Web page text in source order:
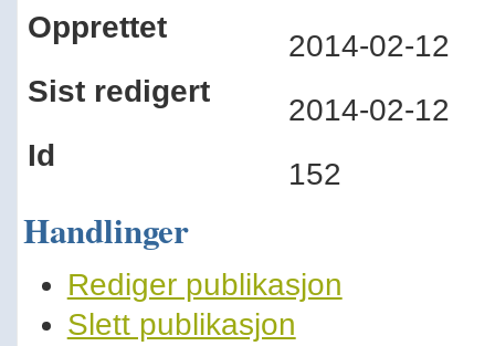
Opprettet
2014-02-12
Sist redigert
2014-02-12
Id
152
Handlinger
Rediger publikasjon
Slett publikasjon